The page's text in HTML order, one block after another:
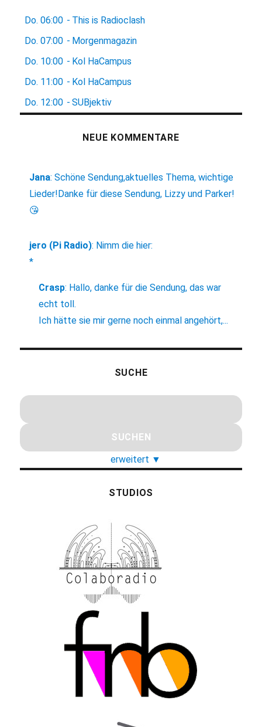
Do. 06:00 - This is Radioclash
Do. 07:00 - Morgenmagazin
Do. 10:00 - Kol HaCampus
Do. 11:00 - Kol HaCampus
Do. 12:00 - SUBjektiv
NEUE KOMMENTARE
Jana:Schöne Sendung,aktuelles Thema, wichtige
Lieder!Danke für diese Sendung, Lizzy und Parker!
😘
jero (Pi Radio): Nimm die hier:
*
Crasp: Hallo, danke für die Sendung, das war
echt toll.
Ich hätte sie mir gerne noch einmal angehört,...
SUCHE
erweitert ▼
STUDIOS